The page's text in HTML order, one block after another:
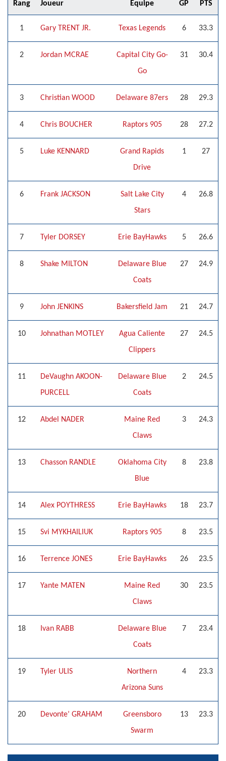
Rang Joueur Équipe GP PTS
1 Gary TRENT JR. Texas Legends 6 33.3
2 Jordan MCRAE
Capital City Go-
Go
31 30.4
3 Christian WOOD Delaware 87ers 28 29.3
4 Chris BOUCHER Raptors 905 28 27.2
5 Luke KENNARD
Grand Rapids
Drive
1 27
6 Frank JACKSON
Salt Lake City
Stars
4 26.8
7 Tyler DORSEY Erie BayHawks 5 26.6
8 Shake MILTON
Delaware Blue
Coats
27 24.9
9 John JENKINS Bakersfield Jam 21 24.7
10 Johnathan MOTLEY
Agua Caliente
Clippers
27 24.5
11
DeVaughn AKOON-
PURCELL
Delaware Blue
Coats
2 24.5
12 Abdel NADER
Maine Red
Claws
3 24.3
13 Chasson RANDLE
Oklahoma City
Blue
8 23.8
14 Alex POYTHRESS Erie BayHawks 18 23.7
15 Svi MYKHAILIUK Raptors 905 8 23.5
16 Terrence JONES Erie BayHawks 26 23.5
17 Yante MATEN
Maine Red
Claws
30 23.5
18 Ivan RABB
Delaware Blue
Coats
7 23.4
19 Tyler ULIS
Northern
Arizona Suns
4 23.3
20 Devonte’ GRAHAM
Greensboro
Swarm
13 23.3